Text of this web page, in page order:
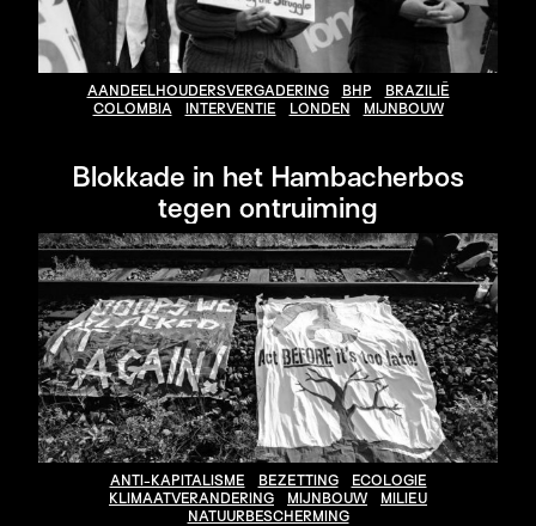
AANDEELHOUDERSVERGADERING BHP
BRAZILIË
COLOMBIA
INTERVENTIE LONDEN MIJNBOUW
Blokkade in het Hambacherbos
tegen ontruiming
ANTI-KAPITALISME BEZETTING
ECOLOGIE
KLIMAATVERANDERING
MIJNBOUW
MILIEU
NATUURBESCHERMING